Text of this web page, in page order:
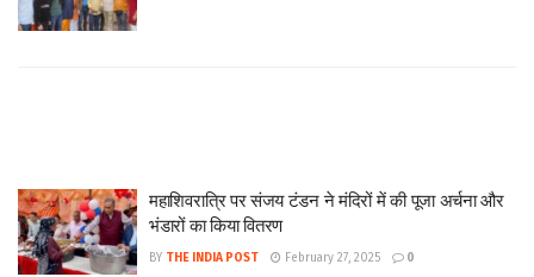
महाशिवरात्रि पर संजय टंडन ने मंदिरों में की पूजा अर्चना और
भंडारों का किया वितरण
BY THE INDIA POST February 27, 2025 0